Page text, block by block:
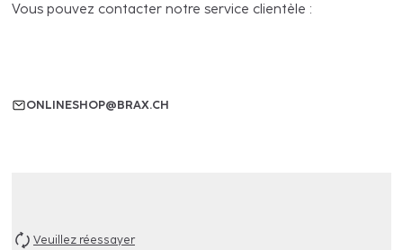
Vous pouvez contacter notre service clientèle :
ONLINESHOP@BRAX.CH
Veuillez réessayer